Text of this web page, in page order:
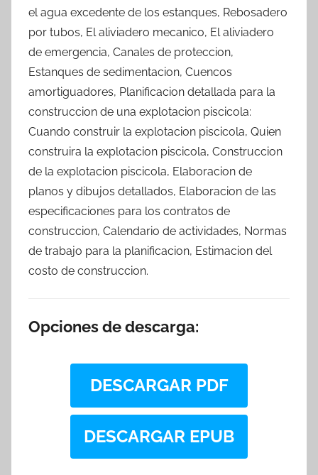
el agua excedente de los estanques, Rebosadero
por tubos, El aliviadero mecanico, El aliviadero
de emergencia, Canales de proteccion,
Estanques de sedimentacion, Cuencos
amortiguadores, Planificacion detallada para la
construccion de una explotacion piscicola:
Cuando construir la explotacion piscicola, Quien
construira la explotacion piscicola, Construccion
de la explotacion piscicola, Elaboracion de
planos y dibujos detallados, Elaboracion de las
especificaciones para los contratos de
construccion, Calendario de actividades, Normas
de trabajo para la planificacion, Estimacion del
costo de construccion.
Opciones de descarga:
DESCARGAR PDF
DESCARGAR EPUB